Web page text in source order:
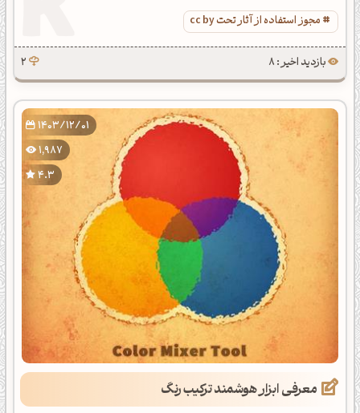
مجوز استفاده از آثار تحت cc by
بازدید اخیر : 8 2
1403/12/01
1,987
4.3
معرفی ابزار هوشمند ترکیب رنگ